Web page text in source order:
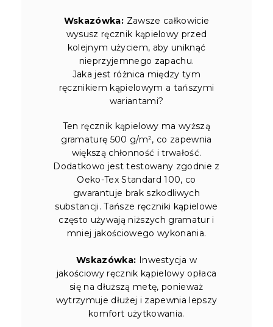
Wskazówka: Zawsze całkowicie
wysusz ręcznik kąpielowy przed
kolejnym użyciem, aby uniknąć
nieprzyjemnego zapachu.
Jaka jest różnica między tym
ręcznikiem kąpielowym a tańszymi
wariantami?
Ten ręcznik kąpielowy ma wyższą
gramaturę 500 g/m², co zapewnia
większą chłonność i trwałość.
Dodatkowo jest testowany zgodnie z
Oeko-Tex Standard 100, co
gwarantuje brak szkodliwych
substancji. Tańsze ręczniki kąpielowe
często używają niższych gramatur i
mniej jakościowego wykonania.
Wskazówka: Inwestycja w
jakościowy ręcznik kąpielowy opłaca
się na dłuższą metę, ponieważ
wytrzymuje dłużej i zapewnia lepszy
komfort użytkowania.